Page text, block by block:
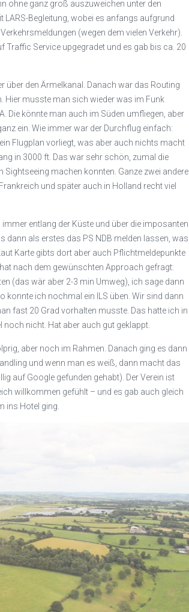
ohne ganz groß auszuweichen unter den
LARS-Begleitung, wobei es anfangs aufgrund
(wegen dem vielen Verkehr).
Traffic Service upgegradet und es gab bis ca. 20
über den Ärmelkanal. Danach war das Routing
Hier musste man sich wieder was im Funk
Die könnte man auch im Süden umfliegen, aber
ein. Wie immer war der Durchflug einfach:
Flugplan vorliegt, was aber auch nichts macht
in 3000 ft. Das war sehr schön, zumal die
machen konnten. Ganze zwei andere
und später auch in Holland recht viel
entlang der Küste und über die imposanten
dann als erstes das PS NDB melden lassen, was
Karte gibts dort aber auch Pflichtmeldepunkte
nach dem gewünschten Approach gefragt:
(das wär aber 2-3 min Umweg), ich sage dann
konnte ich nochmal ein ILS üben. Wir sind dann
fast 20 Grad vorhalten musste. Das hatte ich in
nicht. Hat aber auch gut geklappt.
aber noch im Rahmen. Danach ging es dann
und wenn man es weiß, dann macht das
auf Google gefunden gehabt). Der Verein ist
willkommen gefühlt – und es gab auch gleich
ins Hotel ging.